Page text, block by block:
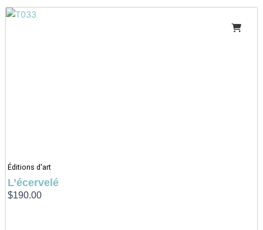
Éditions d'art
L’écervelé
$190.00